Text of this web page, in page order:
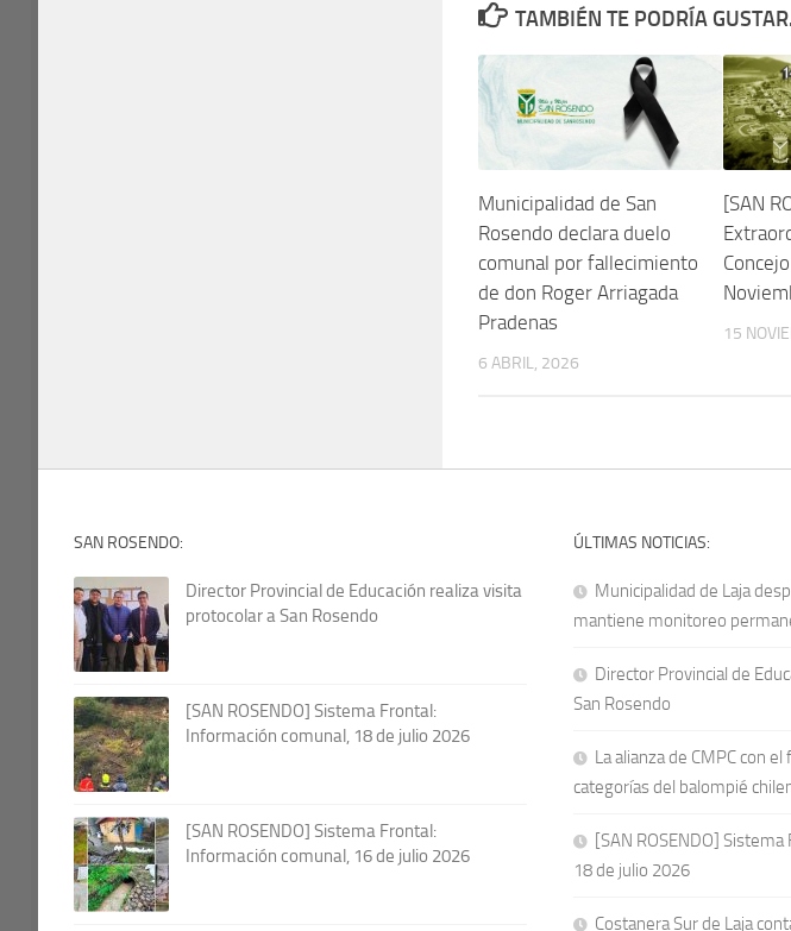
TAMBIÉN TE PODRÍA
Municipalidad de San
Rosendo declara duelo
comunal por fallecimiento
de don Roger Arriagada
Pradenas
6 ABRIL, 2026
[SAN
15
SAN ROSENDO:
Director Provincial de Educación realiza visita
protocolar a San Rosendo
[SAN ROSENDO] Sistema Frontal:
Información comunal, 18 de julio 2026
[SAN ROSENDO] Sistema Frontal:
Información comunal, 16 de julio 2026
ÚLTIMAS NOTICIAS:
Municipalidad de Laja
mantiene monitoreo
Director Provincial de
San Rosendo
La alianza de CMPC con
categorías del balompié
[SAN ROSENDO]
18 de julio 2026
Costanera Sur de Laja